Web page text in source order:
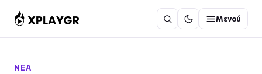
στο
περιεχόμενο
Μενού
ΝΈΑ